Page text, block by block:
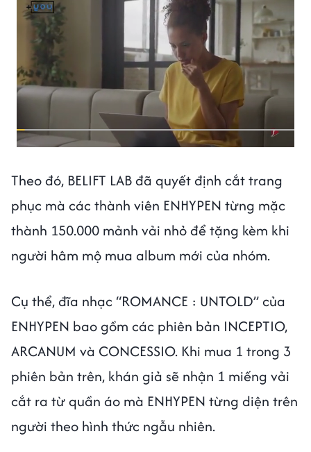
Theo đó, BELIFT LAB đã quyết định cắt trang
phục mà các thành viên ENHYPEN từng mặc
thành 150.000 mảnh vải nhỏ để tặng kèm khi
người hâm mộ mua album mới của nhóm.
Cụ thể, đĩa nhạc “ROMANCE : UNTOLD” của
ENHYPEN bao gồm các phiên bản INCEPTIO,
ARCANUM và CONCESSIO. Khi mua 1 trong 3
phiên bản trên, khán giả sẽ nhận 1 miếng vải
cắt ra từ quần áo mà ENHYPEN từng diện trên
người theo hình thức ngẫu nhiên.